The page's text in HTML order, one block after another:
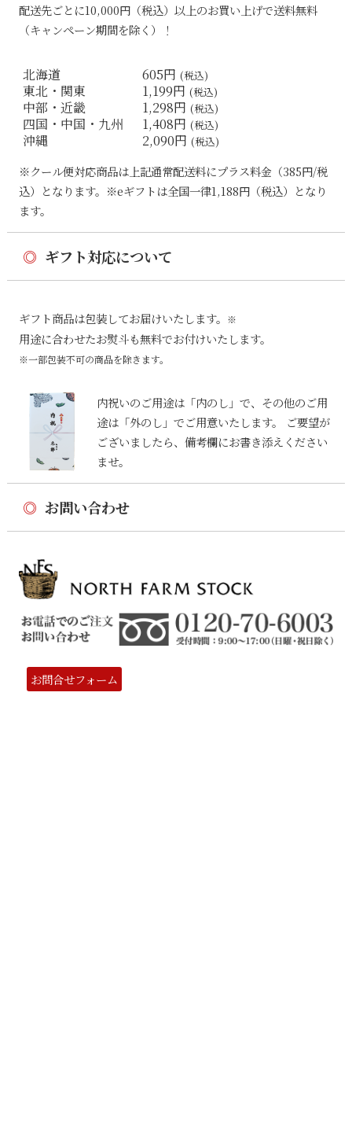
配送先ごとに10,000円（税込）以上のお買い上げで送料無料
（キャンペーン期間を除く）！
北海道 605円 (税込)
東北・関東 1,199円 (税込)
中部・近畿 1,298円 (税込)
四国・中国・九州 1,408円 (税込)
沖縄 2,090円 (税込)
※クール便対応商品は上記通常配送料にプラス料金（385円/税
込）となります。※eギフトは全国一律1,188円（税込）となり
ます。
◎ ギフト対応について
ギフト商品は包装してお届けいたします。 ※
用途に合わせたお熨斗も無料でお付けいたします。
※一部包装不可の商品を除きます。
内祝いのご用途は「内のし」で、その他のご用
途は「外のし」でご用意いたします。 ご要望が
ございましたら、備考欄にお書き添えください
ませ。
◎ お問い合わせ
お問合せフォーム